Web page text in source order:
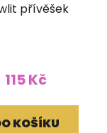
přívěšek
115 Kč
KOŠÍKU